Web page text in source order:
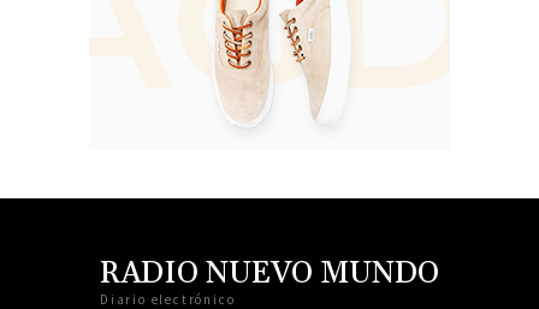
RADIO NUEVO MUNDO
Diario electrónico